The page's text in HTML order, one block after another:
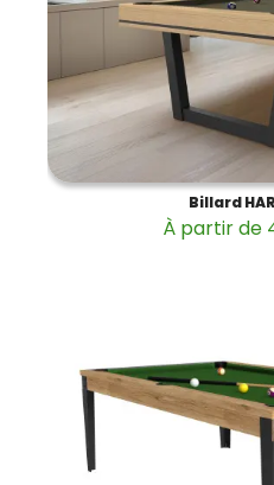
Billard
À partir de